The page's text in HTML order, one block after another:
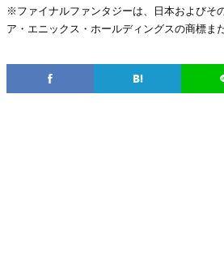
※ファイナルファンタジーは、日本およびそ
ア・エニックス・ホールディングスの商標ま